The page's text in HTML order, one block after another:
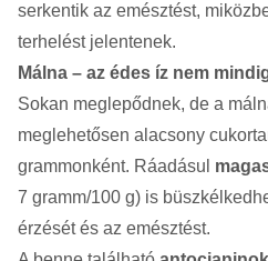
serkentik az emésztést,
terhelést jelentenek.
Málna – az édes íz nem
Sokan meglepődnek, de a
meglehetősen alacsony
grammonként. Ráadásul
7 gramm/100 g) is
érzését és az emésztést.